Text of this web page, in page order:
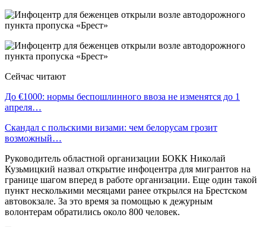
Сейчас читают
До €1000: нормы беспошлинного ввоза не изменятся до 1
апреля…
Скандал с польскими визами: чем белорусам грозит
возможный…
Руководитель областной организации БОКК Николай
Кузьмицкий назвал открытие инфоцентра для мигрантов на
границе шагом вперед в работе организации. Еще один такой
пункт несколькими месяцами ранее открылся на Брестском
автовокзале. За это время за помощью к дежурным
волонтерам обратились около 800 человек.